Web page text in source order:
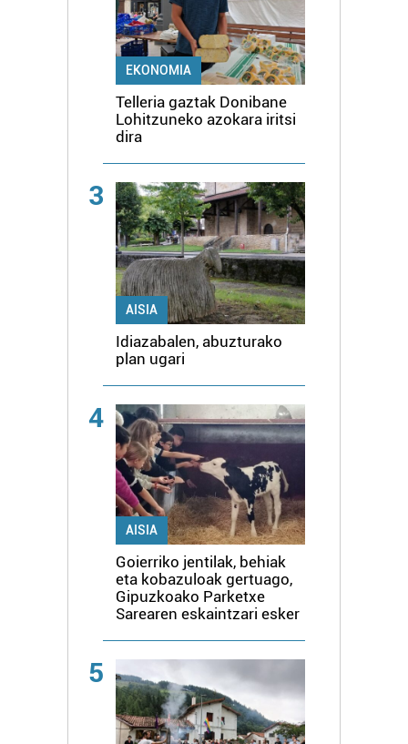
EKONOMIA
Telleria gaztak Donibane
Lohitzuneko azokara iritsi
dira
3
AISIA
Idiazabalen, abuzturako
plan ugari
4
AISIA
Goierriko jentilak, behiak
eta kobazuloak gertuago,
Gipuzkoako Parketxe
Sarearen eskaintzari esker
5